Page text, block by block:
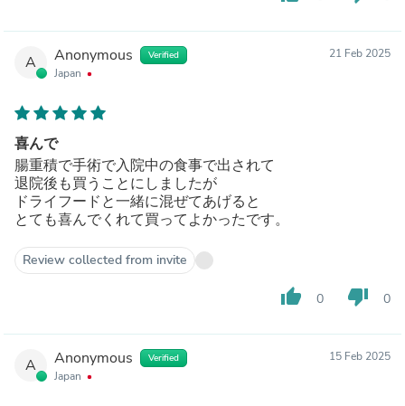
A Anonymous Verified
Japan
21 Feb 2025
喜んで
腸重積で手術で入院中の食事で出されて
退院後も買うことにしましたが
ドライフードと一緒に混ぜてあげると
とても喜んでくれて買ってよかったです。
Review collected from invite
thumb_up 0 thumb_down 0
A Anonymous Verified
Japan
15 Feb 2025